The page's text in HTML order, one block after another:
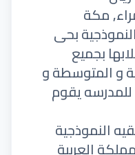
مكة
بحى
بجميع
و المتوسطة و
للمدرسه يقوم
النموذجية
العربية